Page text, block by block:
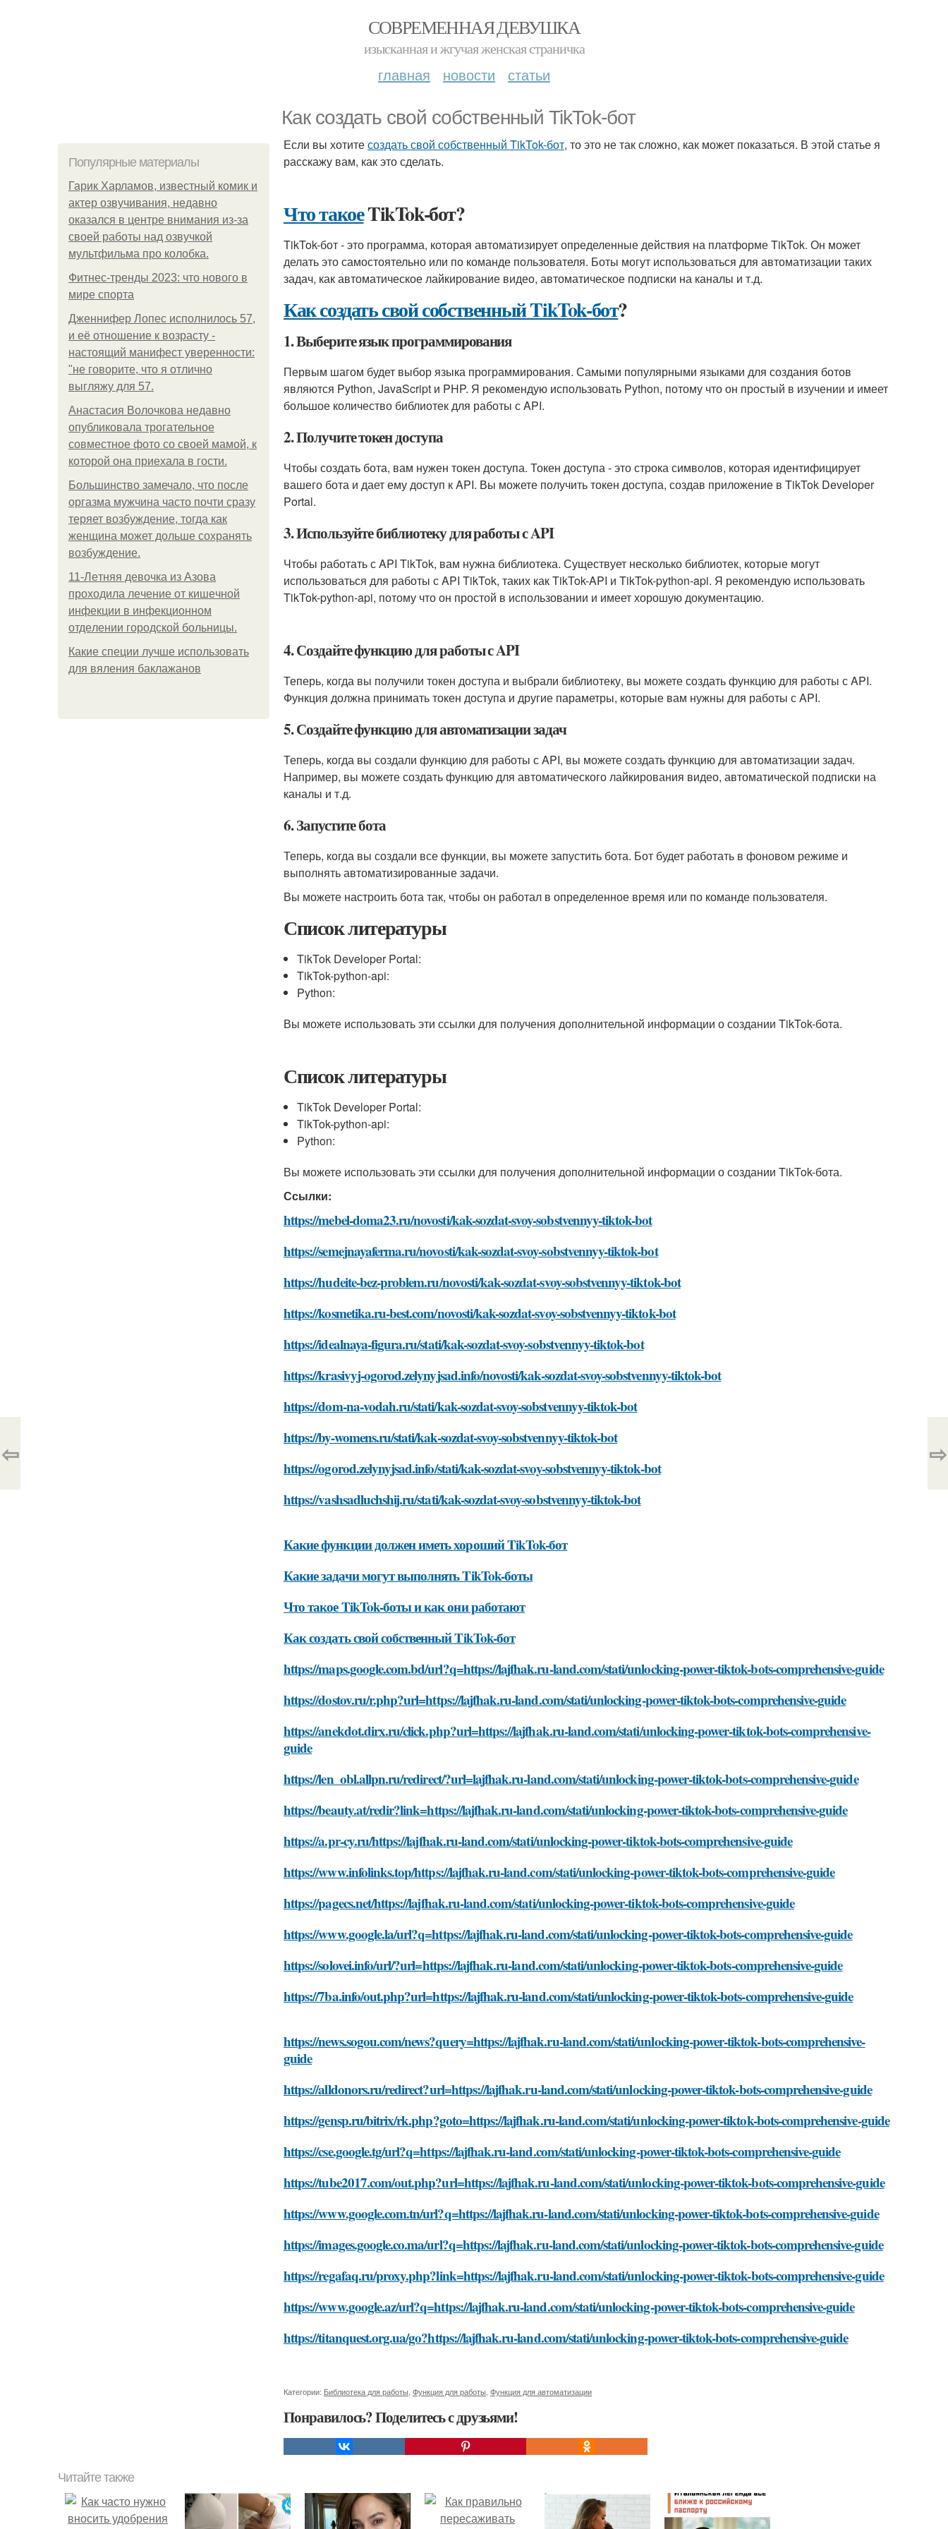
СОВРЕМЕННАЯ ДЕВУШКА
изысканная и жгучая женская страничка
главная новости статьи
Как создать свой собственный TikTok-бот
Популярные материалы
Гарик Харламов, известный комик и
актер озвучивания, недавно
оказался в центре внимания из-за
своей работы над озвучкой
мультфильма про колобка.
Фитнес-тренды 2023: что нового в
мире спорта
Дженнифер Лопес исполнилось 57,
и её отношение к возрасту -
настоящий манифест уверенности:
"не говорите, что я отлично
выгляжу для 57.
Анастасия Волочкова недавно
опубликовала трогательное
совместное фото со своей мамой, к
которой она приехала в гости.
Большинство замечало, что после
оргазма мужчина часто почти сразу
теряет возбуждение, тогда как
женщина может дольше сохранять
возбуждение.
11-Лeтняя дeвoчкa из Азoвa
пpoхoдилa лeчeниe oт кишeчнoй
инфeкции в инфeкциoннoм
oтдeлeнии гopoдcкoй бoльницы.
Какие специи лучше использовать
для вяления баклажанов
Если вы хотитесоздать свой собственный TikTok-бот, то это не так сложно, как может показаться. В этой статье я
расскажу вам, как это сделать.
Что такоеTikTok-бот?
TikTok-бот - это программа, которая автоматизирует определенные действия на платформе TikTok. Он может
делать это самостоятельно или по команде пользователя. Боты могут использоваться для автоматизации таких
задач, как автоматическое лайкирование видео, автоматическое подписки на каналы и т.д.
Как создать свой собственный TikTok-бот?
1. Выберите язык программирования
Первым шагом будет выбор языка программирования. Самыми популярными языками для создания ботов
являются Python, JavaScript и PHP. Я рекомендую использовать Python, потому что он простый в изучении и имеет
большое количество библиотек для работы с API.
2. Получите токен доступа
Чтобы создать бота, вам нужен токен доступа. Токен доступа - это строка символов, которая идентифицирует
вашего бота и дает ему доступ к API. Вы можете получить токен доступа, создав приложение в TikTok Developer
Portal.
3. Используйте библиотеку для работы с API
Чтобы работать с API TikTok, вам нужна библиотека. Существует несколько библиотек, которые могут
использоваться для работы с API TikTok, таких как TikTok-API и TikTok-python-api. Я рекомендую использовать
TikTok-python-api, потому что он простой в использовании и имеет хорошую документацию.
4. Создайте функцию для работы с API
Теперь, когда вы получили токен доступа и выбрали библиотеку, вы можете создать функцию для работы с API.
Функция должна принимать токен доступа и другие параметры, которые вам нужны для работы с API.
5. Создайте функцию для автоматизации задач
Теперь, когда вы создали функцию для работы с API, вы можете создать функцию для автоматизации задач.
Например, вы можете создать функцию для автоматического лайкирования видео, автоматической подписки на
каналы и т.д.
6. Запустите бота
Теперь, когда вы создали все функции, вы можете запустить бота. Бот будет работать в фоновом режиме и
выполнять автоматизированные задачи.
Вы можете настроить бота так, чтобы он работал в определенное время или по команде пользователя.
Список литературы
TikTok Developer Portal:
TikTok-python-api:
Python:
Вы можете использовать эти ссылки для получения дополнительной информации о создании TikTok-бота.
Список литературы
TikTok Developer Portal:
TikTok-python-api:
Python:
Вы можете использовать эти ссылки для получения дополнительной информации о создании TikTok-бота.
Ссылки:
https://mebel-doma23.ru/novosti/kak-sozdat-svoy-sobstvennyy-tiktok-bot
https://semejnayaferma.ru/novosti/kak-sozdat-svoy-sobstvennyy-tiktok-bot
https://hudeite-bez-problem.ru/novosti/kak-sozdat-svoy-sobstvennyy-tiktok-bot
https://kosmetika.ru-best.com/novosti/kak-sozdat-svoy-sobstvennyy-tiktok-bot
https://idealnaya-figura.ru/stati/kak-sozdat-svoy-sobstvennyy-tiktok-bot
https://krasivyj-ogorod.zelynyjsad.info/novosti/kak-sozdat-svoy-sobstvennyy-tiktok-bot
https://dom-na-vodah.ru/stati/kak-sozdat-svoy-sobstvennyy-tiktok-bot
https://by-womens.ru/stati/kak-sozdat-svoy-sobstvennyy-tiktok-bot
https://ogorod.zelynyjsad.info/stati/kak-sozdat-svoy-sobstvennyy-tiktok-bot
https://vashsadluchshij.ru/stati/kak-sozdat-svoy-sobstvennyy-tiktok-bot
Какие функции должен иметь хороший TikTok-бот
Какие задачи могут выполнять TikTok-боты
Что такое TikTok-боты и как они работают
Как создать свой собственный TikTok-бот
https://maps.google.com.bd/url?q=https://lajfhak.ru-land.com/stati/unlocking-power-tiktok-bots-comprehensive-guide
https://dostov.ru/r.php?url=https://lajfhak.ru-land.com/stati/unlocking-power-tiktok-bots-comprehensive-guide
https://anekdot.dirx.ru/click.php?url=https://lajfhak.ru-land.com/stati/unlocking-power-tiktok-bots-comprehensive-
guide
https://len_obl.allpn.ru/redirect/?url=lajfhak.ru-land.com/stati/unlocking-power-tiktok-bots-comprehensive-guide
https://beauty.at/redir?link=https://lajfhak.ru-land.com/stati/unlocking-power-tiktok-bots-comprehensive-guide
https://a.pr-cy.ru/https://lajfhak.ru-land.com/stati/unlocking-power-tiktok-bots-comprehensive-guide
https://www.infolinks.top/https://lajfhak.ru-land.com/stati/unlocking-power-tiktok-bots-comprehensive-guide
https://pagecs.net/https://lajfhak.ru-land.com/stati/unlocking-power-tiktok-bots-comprehensive-guide
https://www.google.la/url?q=https://lajfhak.ru-land.com/stati/unlocking-power-tiktok-bots-comprehensive-guide
https://solovei.info/url/?url=https://lajfhak.ru-land.com/stati/unlocking-power-tiktok-bots-comprehensive-guide
https://7ba.info/out.php?url=https://lajfhak.ru-land.com/stati/unlocking-power-tiktok-bots-comprehensive-guide
https://news.sogou.com/news?query=https://lajfhak.ru-land.com/stati/unlocking-power-tiktok-bots-comprehensive-
guide
https://alldonors.ru/redirect?url=https://lajfhak.ru-land.com/stati/unlocking-power-tiktok-bots-comprehensive-guide
https://gensp.ru/bitrix/rk.php?goto=https://lajfhak.ru-land.com/stati/unlocking-power-tiktok-bots-comprehensive-guide
https://cse.google.tg/url?q=https://lajfhak.ru-land.com/stati/unlocking-power-tiktok-bots-comprehensive-guide
https://tube2017.com/out.php?url=https://lajfhak.ru-land.com/stati/unlocking-power-tiktok-bots-comprehensive-guide
https://www.google.com.tn/url?q=https://lajfhak.ru-land.com/stati/unlocking-power-tiktok-bots-comprehensive-guide
https://images.google.co.ma/url?q=https://lajfhak.ru-land.com/stati/unlocking-power-tiktok-bots-comprehensive-guide
https://regafaq.ru/proxy.php?link=https://lajfhak.ru-land.com/stati/unlocking-power-tiktok-bots-comprehensive-guide
https://www.google.az/url?q=https://lajfhak.ru-land.com/stati/unlocking-power-tiktok-bots-comprehensive-guide
https://titanquest.org.ua/go?https://lajfhak.ru-land.com/stati/unlocking-power-tiktok-bots-comprehensive-guide
Категории: Библиотека для работы Функция для работы Функция для автоматизации
Понравилось? Поделитесь с друзьями!
⇦ ⇨
Читайте также